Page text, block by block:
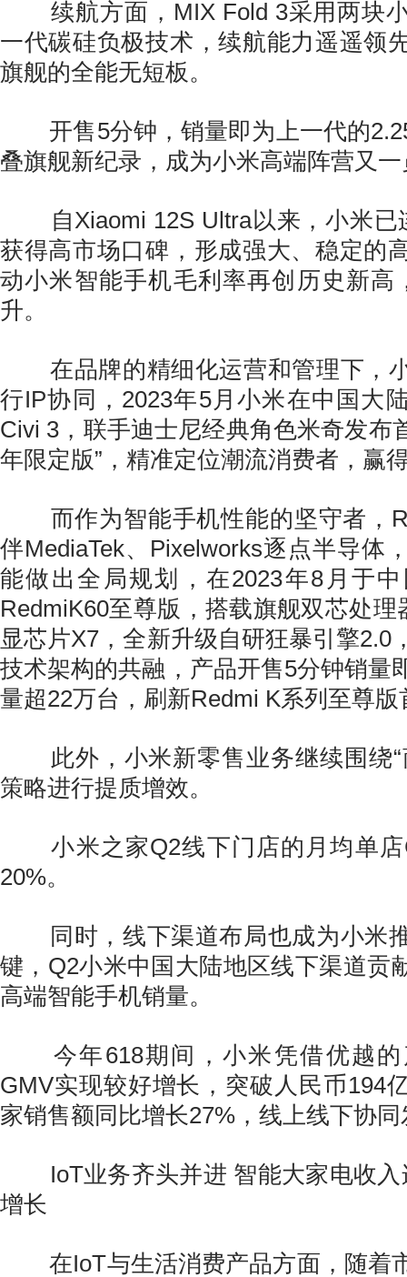
续航方面，MIX Fold 3采用两块
一代碳硅负极技术，续航能力遥遥领
旗舰的全能无短板。
开售5分钟，销量即为上一代的
叠旗舰新纪录，成为小米高端阵营又
自Xiaomi 12S Ultra以来，小米已
获得高市场口碑，形成强大、稳定的
动小米智能手机毛利率再创历史新高
升。
在品牌的精细化运营和管理下，
行IP协同，2023年5月小米在中国大
Civi 3，联手迪士尼经典角色米奇发布
年限定版”，精准定位潮流消费者，赢
而作为智能手机性能的坚守者，
伴MediaTek、Pixelworks逐点半导体
能做出全局规划，在2023年8月于
RedmiK60至尊版，搭载旗舰双芯处理
显芯片X7，全新升级自研狂暴引擎2.0
技术架构的共融，产品开售5分钟销量
量超22万台，刷新Redmi K系列至尊版
此外，小米新零售业务继续围绕“
策略进行提质增效。
小米之家Q2线下门店的月均单店
20%。
同时，线下渠道布局也成为小米
键，Q2小米中国大陆地区线下渠道贡
高端智能手机销量。
今年618期间，小米凭借优越的
GMV实现较好增长，突破人民币194
家销售额同比增长27%，线上线下协同
IoT业务齐头并进 智能大家电收
增长
在IoT与生活消费产品方面，随着